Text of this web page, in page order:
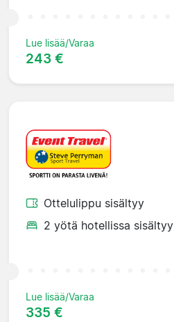
Lue lisää/Varaa
243 €
Ottelulippu sisältyy
2 yötä hotellissa sisältyy
Lue lisää/Varaa
335 €